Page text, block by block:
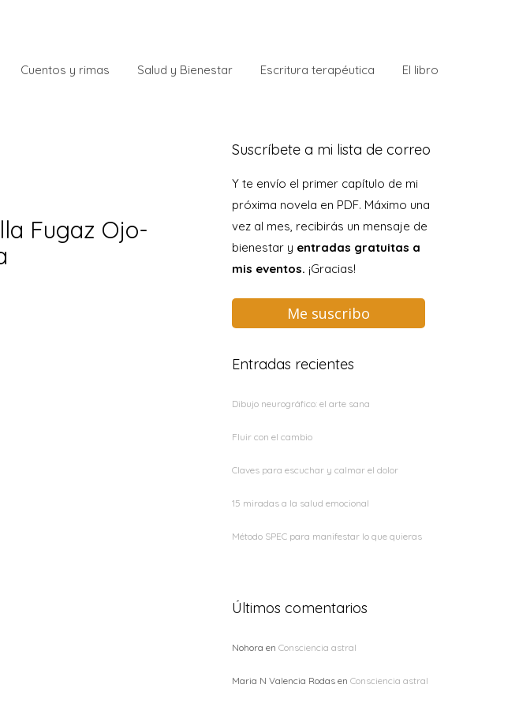
Cuentos y rimas Salud y Bienestar Escritura terapéutica El libro
Suscríbete a mi lista de correo
Y te envío el primer capítulo de mi
próxima novela en PDF. Máximo una
vez al mes, recibirás un mensaje de
bienestar y entradas gratuitas a
mis eventos. ¡Gracias!
Me suscribo
Entradas recientes
Dibujo neurográfico: el arte sana
Fluir con el cambio
Claves para escuchar y calmar el dolor
15 miradas a la salud emocional
Método SPEC para manifestar lo que quieras
Últimos comentarios
Nohora en Consciencia astral
Maria N Valencia Rodasen Consciencia astral